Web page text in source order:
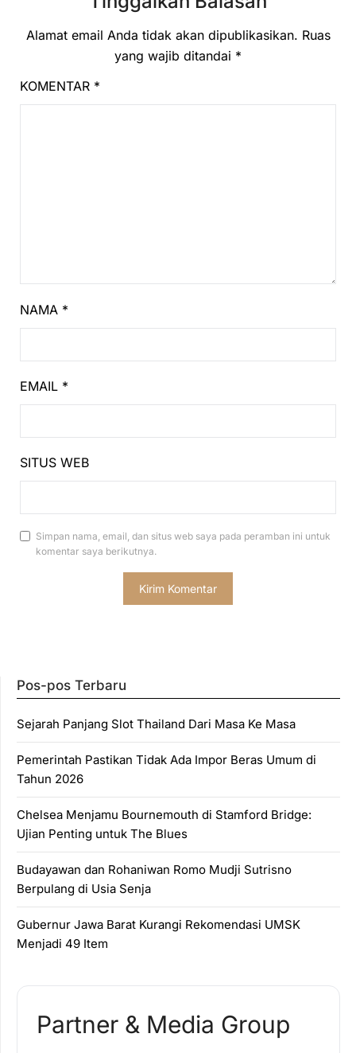
Alamat email Anda tidak akan dipublikasikan. Ruas
yang wajib ditandai *
KOMENTAR *
NAMA *
EMAIL *
SITUS WEB
Simpan nama, email, dan situs web saya pada peramban ini untuk
komentar saya berikutnya.
Pos-pos Terbaru
Sejarah Panjang Slot Thailand Dari Masa Ke Masa
Pemerintah Pastikan Tidak Ada Impor Beras Umum di
Tahun 2026
Chelsea Menjamu Bournemouth di Stamford Bridge:
Ujian Penting untuk The Blues
Budayawan dan Rohaniwan Romo Mudji Sutrisno
Berpulang di Usia Senja
Gubernur Jawa Barat Kurangi Rekomendasi UMSK
Menjadi 49 Item
Partner & Media Group